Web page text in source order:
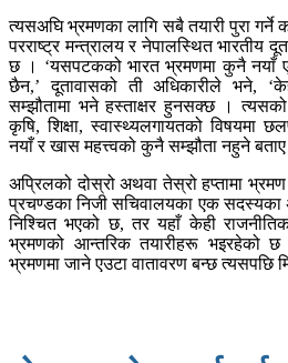
त्यसअघि भ्रमणका लागि सबै तयारी पुरा
परराष्ट्र मन्त्रालय र नेपालस्थित भारतीय
छ । ‘यसपटकको भारत भ्रमणमा कुनै नयाँ
छैन,’ दूतावासको ती अधिकारीले भने,
सम्झौतामा भने हस्ताक्षर हुनसक्छ ।
कृषि, शिक्षा, स्वास्थ्यलगायतको विषयमा
नयाँ र खास महत्त्वको कुनै सम्झौता नहुने
अप्रिलको दोस्रो अथवा तेस्रो हप्तामा
प्रचण्डका निजी सचिवालयका एक
निश्चित भएको छ, तर यहाँ केही
भ्रमणको आन्तरिक तयारीहरू भइरहेको
भ्रमणमा जाने एउटा वातावरण बन्छ त्यसपछि